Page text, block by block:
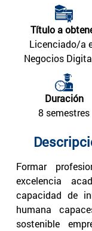
Título a
Licenciado/a
Negocios
Duración
8 semestres
Formar
excelencia
capacidad de
humana
sostenible